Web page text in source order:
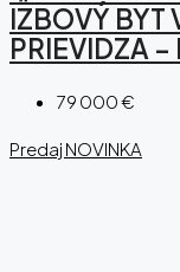
IZBOVÝ BYT
PRIEVIDZA –
79 000 €
Predaj NOVINKA